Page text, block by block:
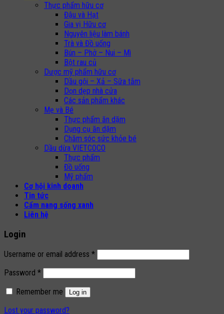
Thực phẩm hữu cơ
Đậu và Hạt
Gia vị Hữu cơ
Nguyên liệu làm bánh
Trà và Đồ uống
Bún – Phở – Nui – Mì
Bột rau củ
Dược mỹ phẩm hữu cơ
Dầu gội – Xả – Sữa tắm
Dọn dẹp nhà cửa
Các sản phẩm khác
Mẹ và Bé
Thực phẩm ăn dặm
Dụng cụ ăn dặm
Chăm sóc sức khỏe bé
Dầu dừa VIETCOCO
Thực phẩm
Đồ uống
Mỹ phẩm
Cơ hội kinh doanh
Tin tức
Cẩm nang sống xanh
Liên hệ
Login
Username or email address *
Password *
Remember me
Log in
Lost your password?